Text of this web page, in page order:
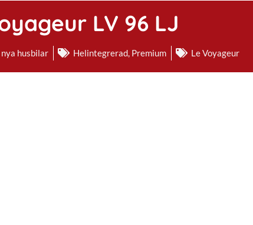
LV 96 LJ
husbilar Helintegrerad, Premium Le Voyageur